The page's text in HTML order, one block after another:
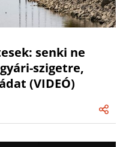
senki ne
szigetre,
(VIDEÓ)